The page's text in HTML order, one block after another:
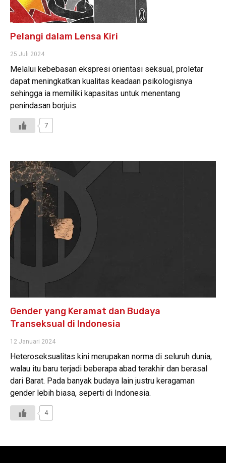
Pelangi dalam Lensa Kiri
25 Juli 2024
Melalui kebebasan ekspresi orientasi seksual, proletar
dapat meningkatkan kualitas keadaan psikologisnya
sehingga ia memiliki kapasitas untuk menentang
penindasan borjuis.
7
Gender yang Keramat dan Budaya
Transeksual di Indonesia
12 Januari 2024
Heteroseksualitas kini merupakan norma di seluruh dunia,
walau itu baru terjadi beberapa abad terakhir dan berasal
dari Barat. Pada banyak budaya lain justru keragaman
gender lebih biasa, seperti di Indonesia.
4